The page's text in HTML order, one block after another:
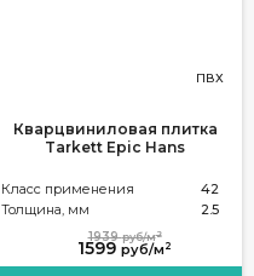
ПВХ
Кварцвиниловая плитка
Tarkett Epic Hans
Класс применения
42
Толщина, мм
2.5
1599 руб/м 2
1939руб/м2